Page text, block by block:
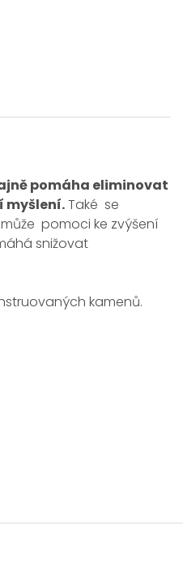
pomáha eliminovat
myšlení.Také se
pomoci ke zvýšení
snižovat
kamenů.